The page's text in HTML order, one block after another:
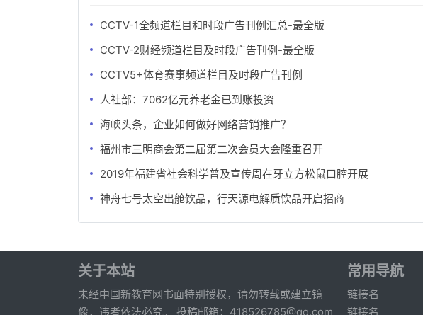
CCTV-1全频道栏目和时段广告刊例汇总-最全版
CCTV-2财经频道栏目及时段广告刊例-最全版
CCTV5+体育赛事频道栏目及时段广告刊例
人社部：7062亿元养老金已到账投资
海峡头条，企业如何做好网络营销推广？
福州市三明商会第二届第二次会员大会隆重召开
2019年福建省社会科学普及宣传周在牙立方松鼠口腔开展
神舟七号太空出舱饮品，行天源电解质饮品开启招商
关于本站
未经中国新教育网书面特别授权，请勿转载或建立镜
像，违者依法必究。 投稿邮箱：418526785@qq.com
常用导航
链接名
链接名